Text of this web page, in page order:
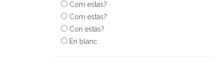
Com estas?
Com estás?
Con estàs?
En blanc